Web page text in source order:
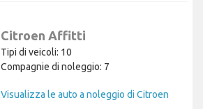
Citroen Affitti
Tipi di veicoli: 10
Compagnie di noleggio: 7
Visualizza le auto a noleggio di Citroen